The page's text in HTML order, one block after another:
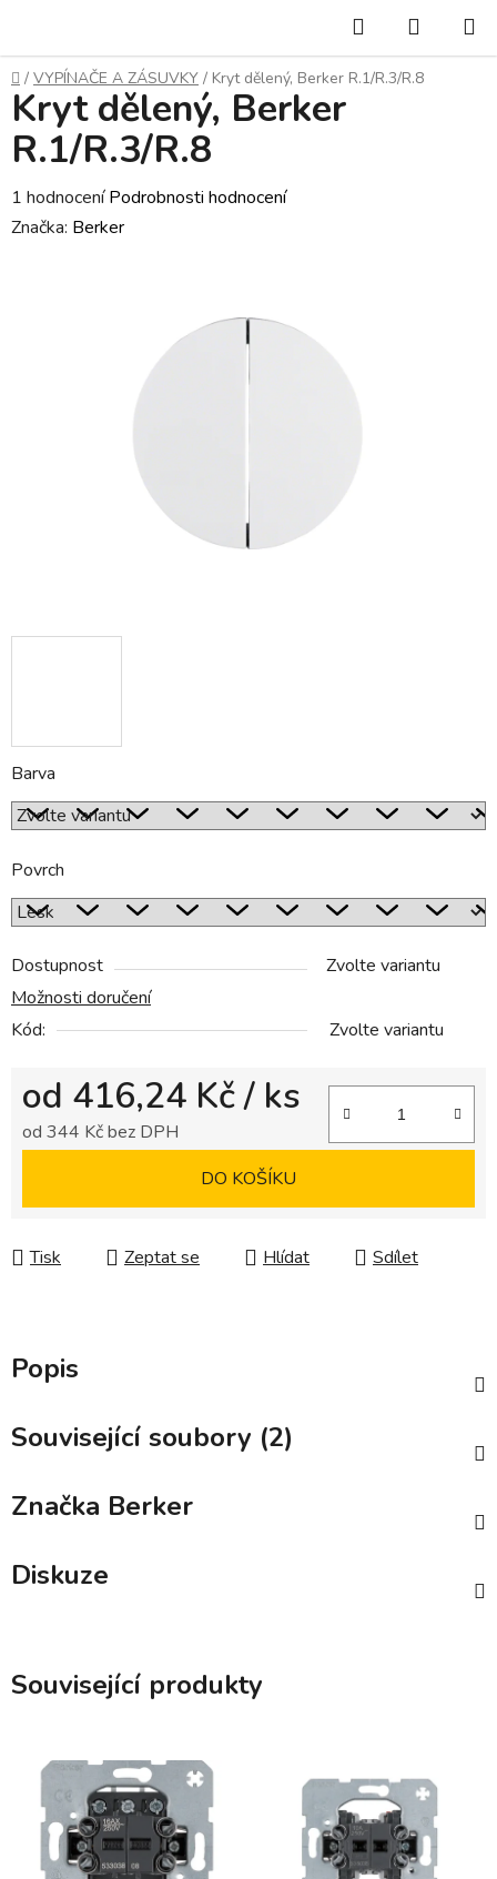
obsah
Hledat
KOŠÍK
Domů
/ VYPÍNAČE A ZÁSUVKY / Kryt dělený, Berker R.1/R.3/R.8
Barva
Povrch
Dostupnost
Zvolte variantu
Možnosti doručení
Kód:
Zvolte variantu
od 416,24 Kč/ ks
od 344 Kčbez DPH
DO KOŠÍKU
Tisk Zeptat se Hlídat Sdílet
Kryt dělený, Berker
R.1/R.3/R.8
Průměrné
hodnocení
1 hodnocení Podrobnosti hodnocení
Značka: Berker
Popis
Související soubory (2)
Značka Berker
Diskuze
Související produkty